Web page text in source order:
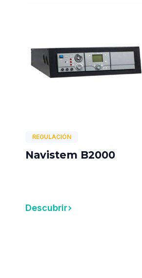
REGULACIÓN
Navistem B2000
Descubrir